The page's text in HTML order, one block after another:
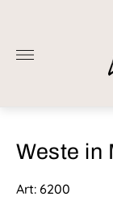
Weste in
Art: 6200